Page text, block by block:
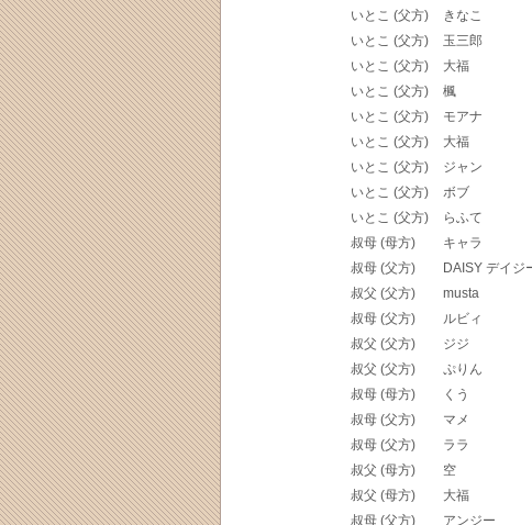
いとこ (父方) きなこ
いとこ (父方) 玉三郎
いとこ (父方) 大福
いとこ (父方) 楓
いとこ (父方) モアナ
いとこ (父方) 大福
いとこ (父方) ジャン
いとこ (父方) ボブ
いとこ (父方) らふて
叔母 (母方) キャラ
叔母 (父方) DAISY デイジ
叔父 (父方) musta
叔母 (父方) ルビィ
叔父 (父方) ジジ
叔父 (父方) ぷりん
叔母 (母方) くう
叔母 (父方) マメ
叔母 (父方) ララ
叔父 (母方) 空
叔父 (母方) 大福
叔母 (父方) アンジー